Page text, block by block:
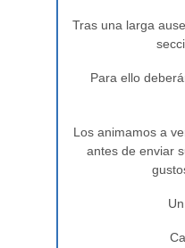
Tras una larga
Para ello
Los animamos a
antes de enviar